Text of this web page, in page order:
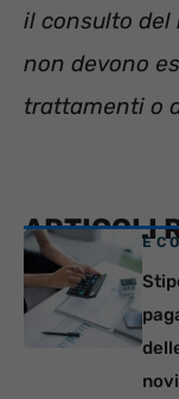
il consulto del
non devono
trattamenti o
ARTICOLI